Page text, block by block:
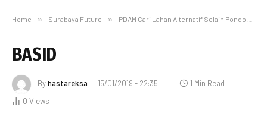
Home » Surabaya Future » PDAM Cari Lahan Alternatif Selain Pondok Jati
BASID
Byhastareksa 15/01/2019 - 22:35
1 Min Read
0 Views